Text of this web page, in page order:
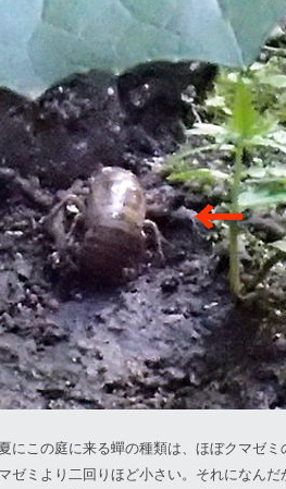
にこの庭に来る蟬の種類は、ほぼクマゼミ
ゼミより二回りほど小さい。それになん